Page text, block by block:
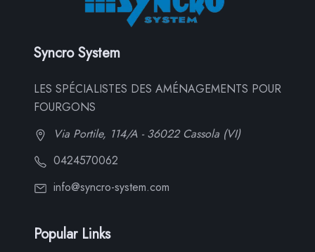
Syncro System
LES SPÉCIALISTES DES AMÉNAGEMENTS POUR
FOURGONS
Via Portile, 114/A - 36022 Cassola (VI)
0424570062
info@syncro-system.com
Popular Links